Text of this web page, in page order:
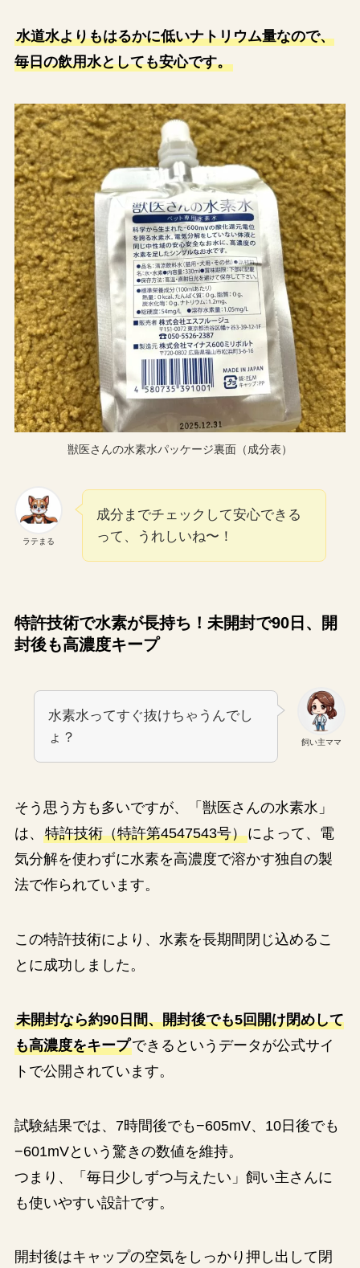
水道水よりもはるかに低いナトリウム量なので、
毎日の飲用水としても安心です。
獣医さんの水素水パッケージ裏面（成分表）
ラテまる
成分までチェックして安心できる
って、うれしいね〜！
特許技術で水素が長持ち！未開封で90日、開
封後も高濃度キープ
飼い主ママ
水素水ってすぐ抜けちゃうんでし
ょ？
そう思う方も多いですが、「獣医さんの水素水」
は、 特許技術（特許第4547543号）によって、電
気分解を使わずに水素を高濃度で溶かす独自の製
法で作られています。
この特許技術により、水素を長期間閉じ込めるこ
とに成功しました。
未開封なら約90日間、開封後でも5回開け閉めして
も高濃度をキープできるというデータが公式サイ
トで公開されています。
試験結果では、7時間後でも−605mV、10日後でも
−601mVという驚きの数値を維持。
つまり、「毎日少しずつ与えたい」飼い主さんに
も使いやすい設計です。
開封後はキャップの空気をしっかり押し出して閉